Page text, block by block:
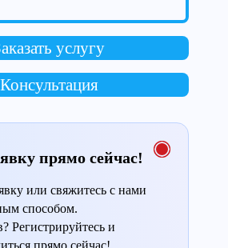
услугу
Консультация
прямо сейчас!
или свяжитесь с нами
способом.
Регистрируйтесь и